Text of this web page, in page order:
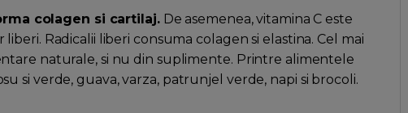
colagen si cartilaj.De asemenea, vitamina C este
Radicalii liberi consuma colagen si elastina. Cel mai
naturale, si nu din suplimente. Printre alimentele
si verde, guava, varza, patrunjel verde, napi si brocoli.